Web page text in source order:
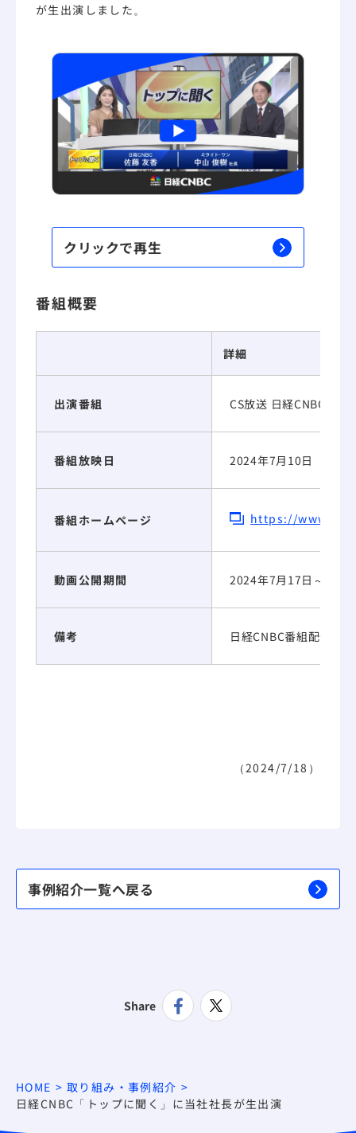
が生出演しました。
クリックで再生
番組概要
詳細
出演番組 CS放送 日経CNBCチ
番組放映日 2024年7月10日（水）
番組ホームページ https://
動画公開期間 2024年7月17日～2025
備考 日経CNBC番組配信サ
（2024/7/18）
事例紹介一覧へ戻る
Share
HOME
取り組み・事例紹介
日経CNBC「トップに聞く」に当社社長が生出演